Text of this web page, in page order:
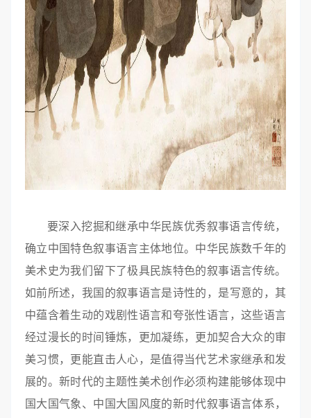
要深入挖掘和继承中华民族优秀叙事语言传统，
确立中国特色叙事语言主体地位。中华民族数千年的
美术史为我们留下了极具民族特色的叙事语言传统。
如前所述，我国的叙事语言是诗性的，是写意的，其
中蕴含着生动的戏剧性语言和夸张性语言，这些语言
经过漫长的时间锤炼，更加凝练，更加契合大众的审
美习惯，更能直击人心，是值得当代艺术家继承和发
展的。新时代的主题性美术创作必须构建能够体现中
国大国气象、中国大国风度的新时代叙事语言体系，